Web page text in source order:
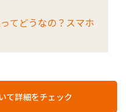
てどうなの？スマホ
て詳細をチェック